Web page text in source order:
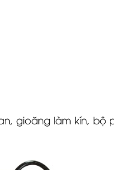
gioăng làm kín, bộ